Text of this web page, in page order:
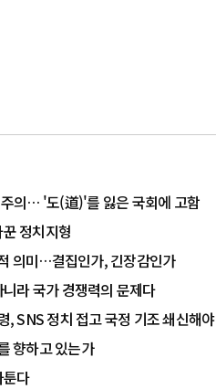
의… '도(道)'를 잃은 국회에 고함
정치지형
의미…결집인가, 긴장감인가
라 국가 경쟁력의 문제다
, SNS 정치 접고 국정 기조 쇄신해야
향하고 있는가
다